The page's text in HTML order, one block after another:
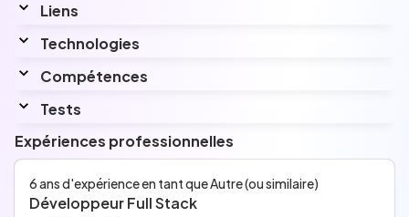
Expériences professionnelles
6 ans d'expérience en tant que Autre (ou similaire)
Développeur Full Stack
Liens
Technologies
Compétences
Angular, React avancé, ReactNative, AWS avancé,...
Russe
Tests
Aucune information n'a été renseignée pour
cette section.